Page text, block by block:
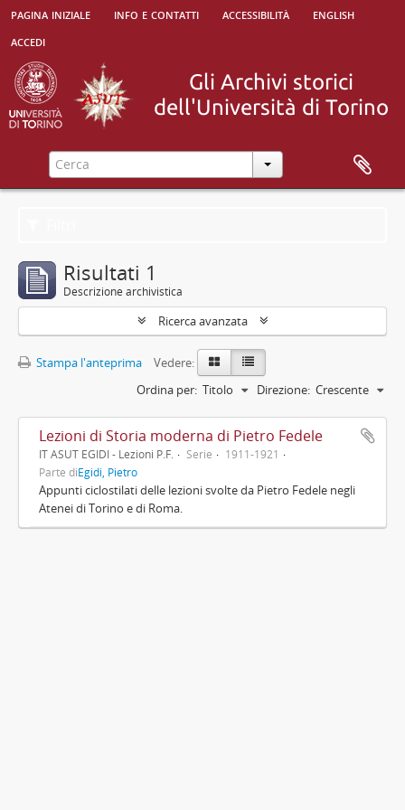
pagina iniziale info e contatti accessibilità
english
accedi
Risultati 1
Descrizione archivistica
Ricerca avanzata
Stampa l'anteprima
Vedere:
Ordina per: Titolo Direzione: Crescente
Lezioni di Storia moderna di Pietro Fedele
IT ASUT EGIDI - Lezioni P.F. Serie
1911-1921
Parte diEgidi, Pietro
Appunti ciclostilati delle lezioni svolte da Pietro Fedele negli
Atenei di Torino e di Roma.